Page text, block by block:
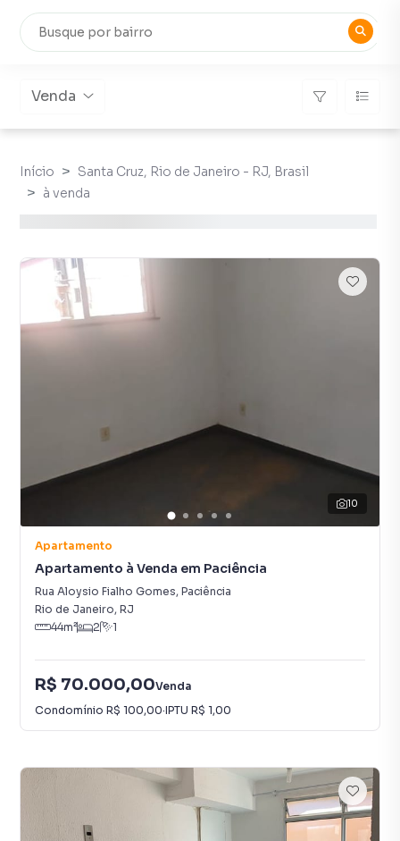
Venda
Início
Santa Cruz, Rio de Janeiro - RJ, Brasil
à venda
10
Apartamento
Apartamento à Venda em Paciência
Rua Aloysio Fialho Gomes, Paciência
Rio de Janeiro, RJ
44m² 2 1
R$ 70.000,00Venda
Condomínio R$ 100,00·IPTU R$ 1,00